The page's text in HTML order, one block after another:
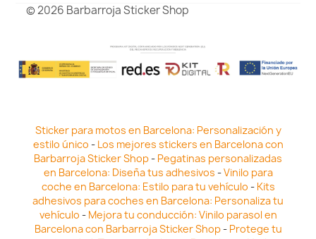
© 2026 Barbarroja Sticker Shop
Sticker para motos en Barcelona: Personalización y
estilo único - Los mejores stickers en Barcelona con
Barbarroja Sticker Shop- Pegatinas personalizadas
en Barcelona: Diseña tus adhesivos -Vinilo para
coche en Barcelona: Estilo para tu vehículo - Kits
adhesivos para coches en Barcelona: Personaliza tu
vehículo - Mejora tu conducción: Vinilo parasol en
Barcelona con Barbarroja Sticker Shop- Protege tu